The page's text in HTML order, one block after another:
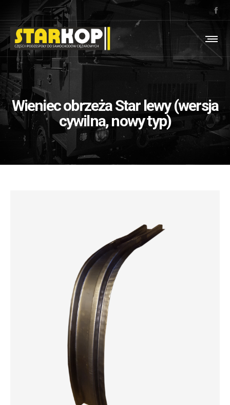
Wieniec obrzeża Star lewy (wersja
cywilna, nowy typ)